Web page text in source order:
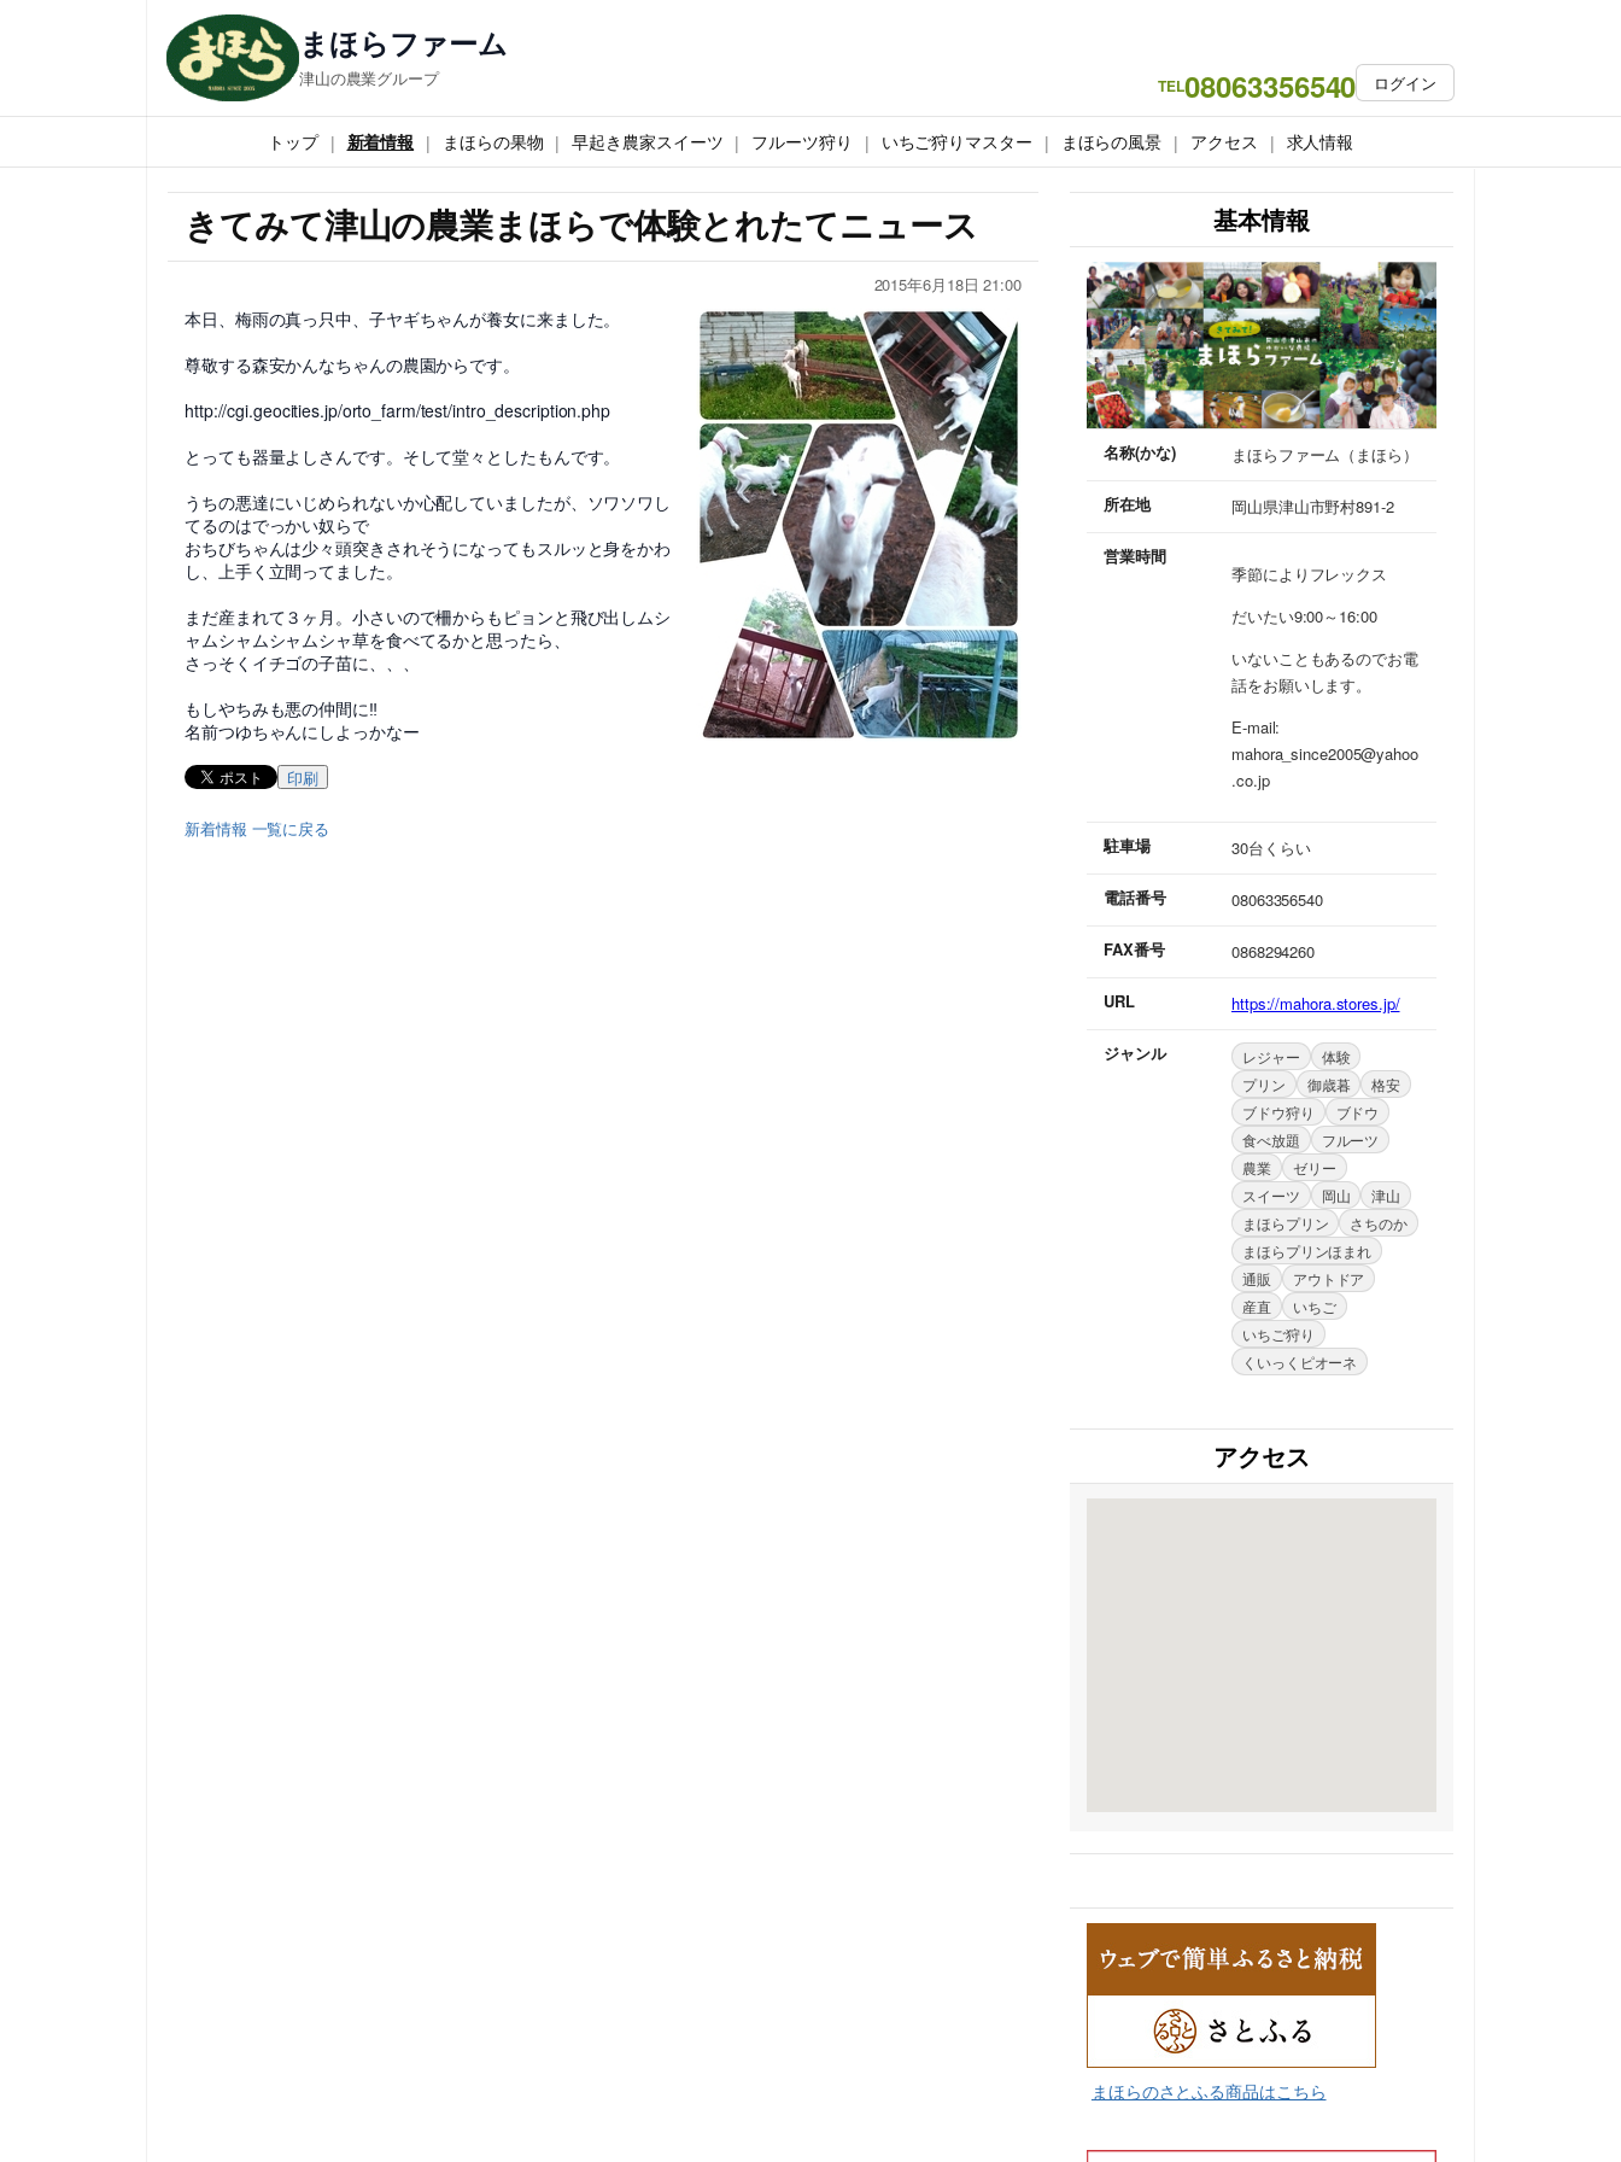
まほらファーム
津山の農業グループ TEL08063356540 ログイン
トップ 新着情報 まほらの果物 早起き農家スイーツ フルーツ狩り いちご狩りマスター まほらの風景 アクセス 求人情報
きてみて津山の農業まほらで体験とれたてニュース
2015年6月18日 21:00
本日、梅雨の真っ只中、子ヤギちゃんが養女に来ました。
尊敬する森安かんなちゃんの農園からです。
http://cgi.geocities.jp/orto_farm/test/intro_description.php
とっても器量よしさんです。そして堂々としたもんです。
うちの悪達にいじめられないか心配していましたが、ソワソワし
てるのはでっかい奴らで
おちびちゃんは少々頭突きされそうになってもスルッと身をかわ
し、上手く立間ってました。
まだ産まれて３ヶ月。小さいので柵からもピョンと飛び出しムシ
ャムシャムシャムシャ草を食べてるかと思ったら、
さっそくイチゴの子苗に、、、
もしやちみも悪の仲間に‼
名前つゆちゃんにしよっかなー
印刷
新着情報 一覧に戻る
基本情報
名称(かな) まほらファーム（まほら）
所在地 岡山県津山市野村891-2
営業時間
季節によりフレックス
だいたい9:00～16:00
いないこともあるのでお電
話をお願いします。
E-mail:
mahora_since2005@yahoo
.co.jp
駐車場 30台くらい
電話番号 08063356540
FAX番号 0868294260
URL https://mahora.stores.jp/
ジャンル レジャー
体験
プリン
御歳暮
格安
ブドウ狩り
ブドウ
食べ放題
フルーツ
農業
ゼリー
スイーツ
岡山
津山
まほらプリン
さちのか
まほらプリンほまれ
通販
アウトドア
産直
いちご
いちご狩り
くいっくピオーネ
アクセス
まほらのさとふる商品はこちら